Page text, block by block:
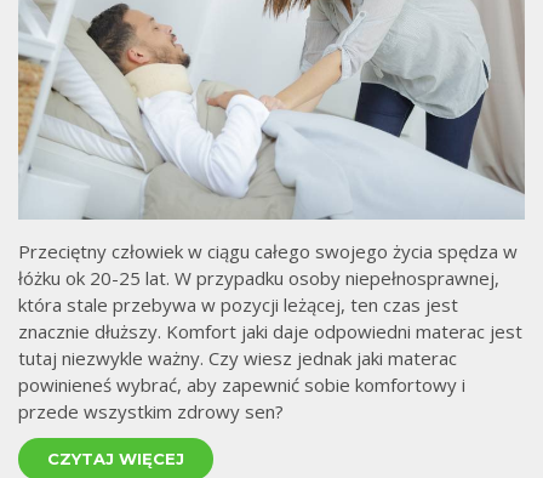
Przeciętny człowiek w ciągu całego swojego życia spędza w
łóżku ok 20-25 lat. W przypadku osoby niepełnosprawnej,
która stale przebywa w pozycji leżącej, ten czas jest
znacznie dłuższy. Komfort jaki daje odpowiedni materac jest
tutaj niezwykle ważny. Czy wiesz jednak jaki materac
powinieneś wybrać, aby zapewnić sobie komfortowy i
przede wszystkim zdrowy sen?
CZYTAJ WIĘCEJ